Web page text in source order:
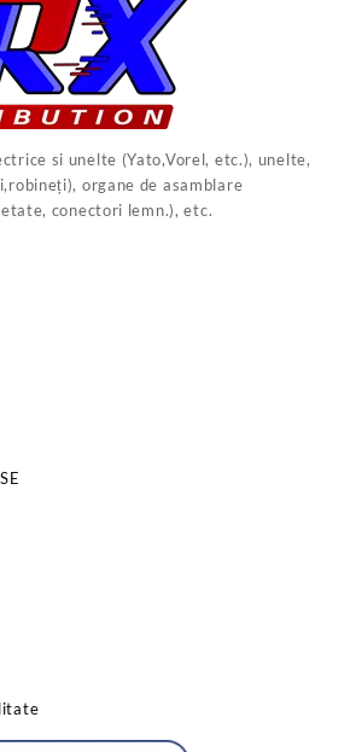
si unelte (Yato,Vorel, etc.), unelte,
organe de asamblare
conectori lemn.), etc.